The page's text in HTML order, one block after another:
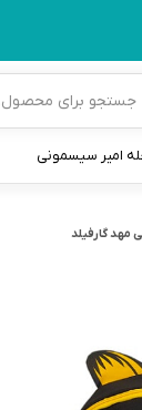
و بندپستانک
برس کودک
امیر سیسمونی
مهد گارفیلد